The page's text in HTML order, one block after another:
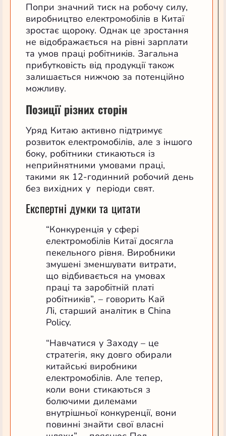
Попри значний тиск на робочу силу,
виробництво електромобілів в Китаї
зростає щороку. Однак це зростання
не відображається на рівні зарплати
та умов праці робітників. Загальна
прибутковість від продукції також
залишається нижчою за потенційно
можливу.
Позиції різних сторін
Уряд Китаю активно підтримує
розвиток електромобілів, але з іншого
боку, робітники стикаються із
неприйнятними умовами праці,
такими як 12-годинний робочий день
без вихідних у періоди свят.
Експертні думки та цитати
“Конкуренція у сфері
електромобілів Китаї досягла
пекельного рівня. Виробники
змушені зменшувати витрати,
що відбивається на умовах
праці та заробітній платі
робітників”, – говорить Кай
Лі, старший аналітик в China
Policy.
“Навчатися у Заходу – це
стратегія, яку довго обирали
китайські виробники
електромобілів. Але тепер,
коли вони стикаються з
болючими дилемами
внутрішньої конкуренції, вони
повинні знайти свої власні